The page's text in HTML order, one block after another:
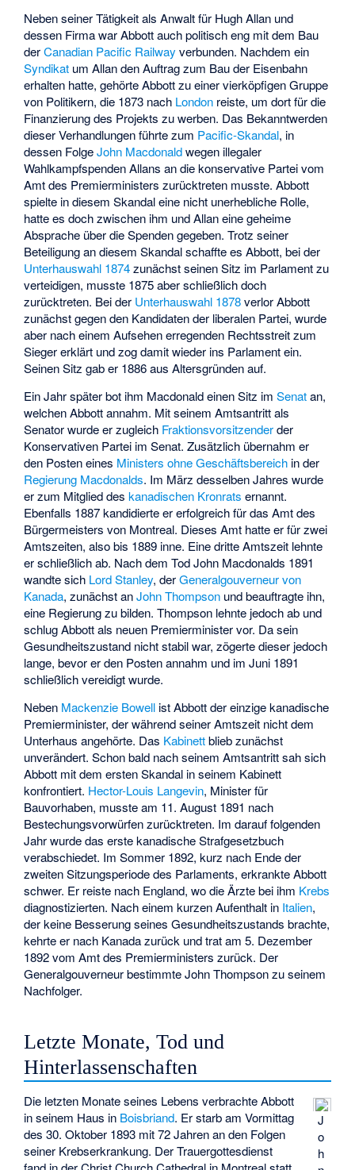
Neben seiner Tätigkeit als Anwalt für Hugh Allan und
dessen Firma war Abbott auch politisch eng mit dem Bau
derCanadian Pacific Railway verbunden. Nachdem ein
Syndikat um Allan den Auftrag zum Bau der Eisenbahn
erhalten hatte, gehörte Abbott zu einer vierköpfigen Gruppe
von Politikern, die 1873 nach London reiste, um dort für die
Finanzierung des Projekts zu werben. Das Bekanntwerden
dieser Verhandlungen führte zum Pacific-Skandal, in
dessen FolgeJohn Macdonaldwegen illegaler
Wahlkampfspenden Allans an die konservative Partei vom
Amt des Premierministers zurücktreten musste. Abbott
spielte in diesem Skandal eine nicht unerhebliche Rolle,
hatte es doch zwischen ihm und Allan eine geheime
Absprache über die Spenden gegeben. Trotz seiner
Beteiligung an diesem Skandal schaffte es Abbott, bei der
Unterhauswahl 1874zunächst seinen Sitz im Parlament zu
verteidigen, musste 1875 aber schließlich doch
zurücktreten. Bei der Unterhauswahl 1878verlor Abbott
zunächst gegen den Kandidaten der liberalen Partei, wurde
aber nach einem Aufsehen erregenden Rechtsstreit zum
Sieger erklärt und zog damit wieder ins Parlament ein.
Seinen Sitz gab er 1886 aus Altersgründen auf.
Ein Jahr später bot ihm Macdonald einen Sitz imSenatan,
welchen Abbott annahm. Mit seinem Amtsantritt als
Senator wurde er zugleich Fraktionsvorsitzenderder
Konservativen Partei im Senat. Zusätzlich übernahm er
den Posten eines Ministers ohne Geschäftsbereich in der
Regierung Macdonalds. Im März desselben Jahres wurde
er zum Mitglied deskanadischen Kronrats ernannt.
Ebenfalls 1887 kandidierte er erfolgreich für das Amt des
Bürgermeisters von Montreal. Dieses Amt hatte er für zwei
Amtszeiten, also bis 1889 inne. Eine dritte Amtszeit lehnte
er schließlich ab. Nach dem Tod John Macdonalds 1891
wandte sich Lord Stanley, derGeneralgouverneur von
Kanada, zunächst anJohn Thompson und beauftragte ihn,
eine Regierung zu bilden. Thompson lehnte jedoch ab und
schlug Abbott als neuen Premierminister vor. Da sein
Gesundheitszustand nicht stabil war, zögerte dieser jedoch
lange, bevor er den Posten annahm und im Juni 1891
schließlich vereidigt wurde.
Neben Mackenzie Bowell ist Abbott der einzige kanadische
Premierminister, der während seiner Amtszeit nicht dem
Unterhaus angehörte. Das Kabinettblieb zunächst
unverändert. Schon bald nach seinem Amtsantritt sah sich
Abbott mit dem ersten Skandal in seinem Kabinett
konfrontiert. Hector-Louis Langevin, Minister für
Bauvorhaben, musste am 11. August 1891 nach
Bestechungsvorwürfen zurücktreten. Im darauf folgenden
Jahr wurde das erste kanadische Strafgesetzbuch
verabschiedet. Im Sommer 1892, kurz nach Ende der
zweiten Sitzungsperiode des Parlaments, erkrankte Abbott
schwer. Er reiste nach England, wo die Ärzte bei ihm Krebs
diagnostizierten. Nach einem kurzen Aufenthalt in Italien,
der keine Besserung seines Gesundheitszustands brachte,
kehrte er nach Kanada zurück und trat am 5. Dezember
1892 vom Amt des Premierministers zurück. Der
Generalgouverneur bestimmte John Thompson zu seinem
Nachfolger.
Letzte Monate, Tod und
Hinterlassenschaften
J
o
h
Die letzten Monate seines Lebens verbrachte Abbott
in seinem Haus in Boisbriand. Er starb am Vormittag
des 30. Oktober 1893 mit 72 Jahren an den Folgen
seiner Krebserkrankung. Der Trauergottesdienst